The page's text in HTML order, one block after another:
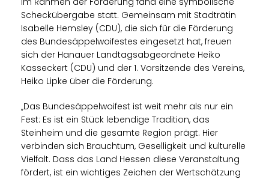
Scheckübergabe statt. Gemeinsam mit Stadträtin
Isabelle Hemsley (CDU), die sich für die Förderung
des Bundesäppelwoifestes eingesetzt hat, freuen
sich der Hanauer Landtagsabgeordnete Heiko
Kasseckert (CDU) und der 1. Vorsitzende des Vereins,
Heiko Lipke über die Förderung.
Das Bundesäppelwoifest ist weit mehr als nur ein
Fest: Es ist ein Stück lebendige Tradition, das
Steinheim und die gesamte Region prägt. Hier
verbinden sich Brauchtum, Geselligkeit und kulturelle
Vielfalt. Dass das Land Hessen diese Veranstaltung
fördert, ist ein wichtiges Zeichen der Wertschätzung